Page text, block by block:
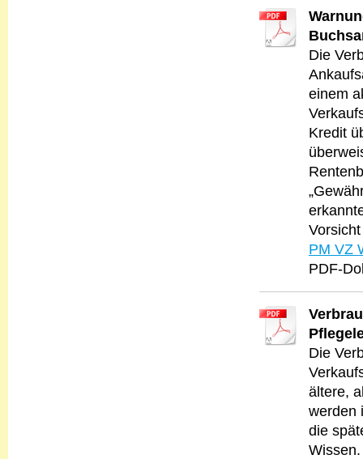
Die
einem
Kredit
PM VZ
PDF-
Die
ältere,
werden
die